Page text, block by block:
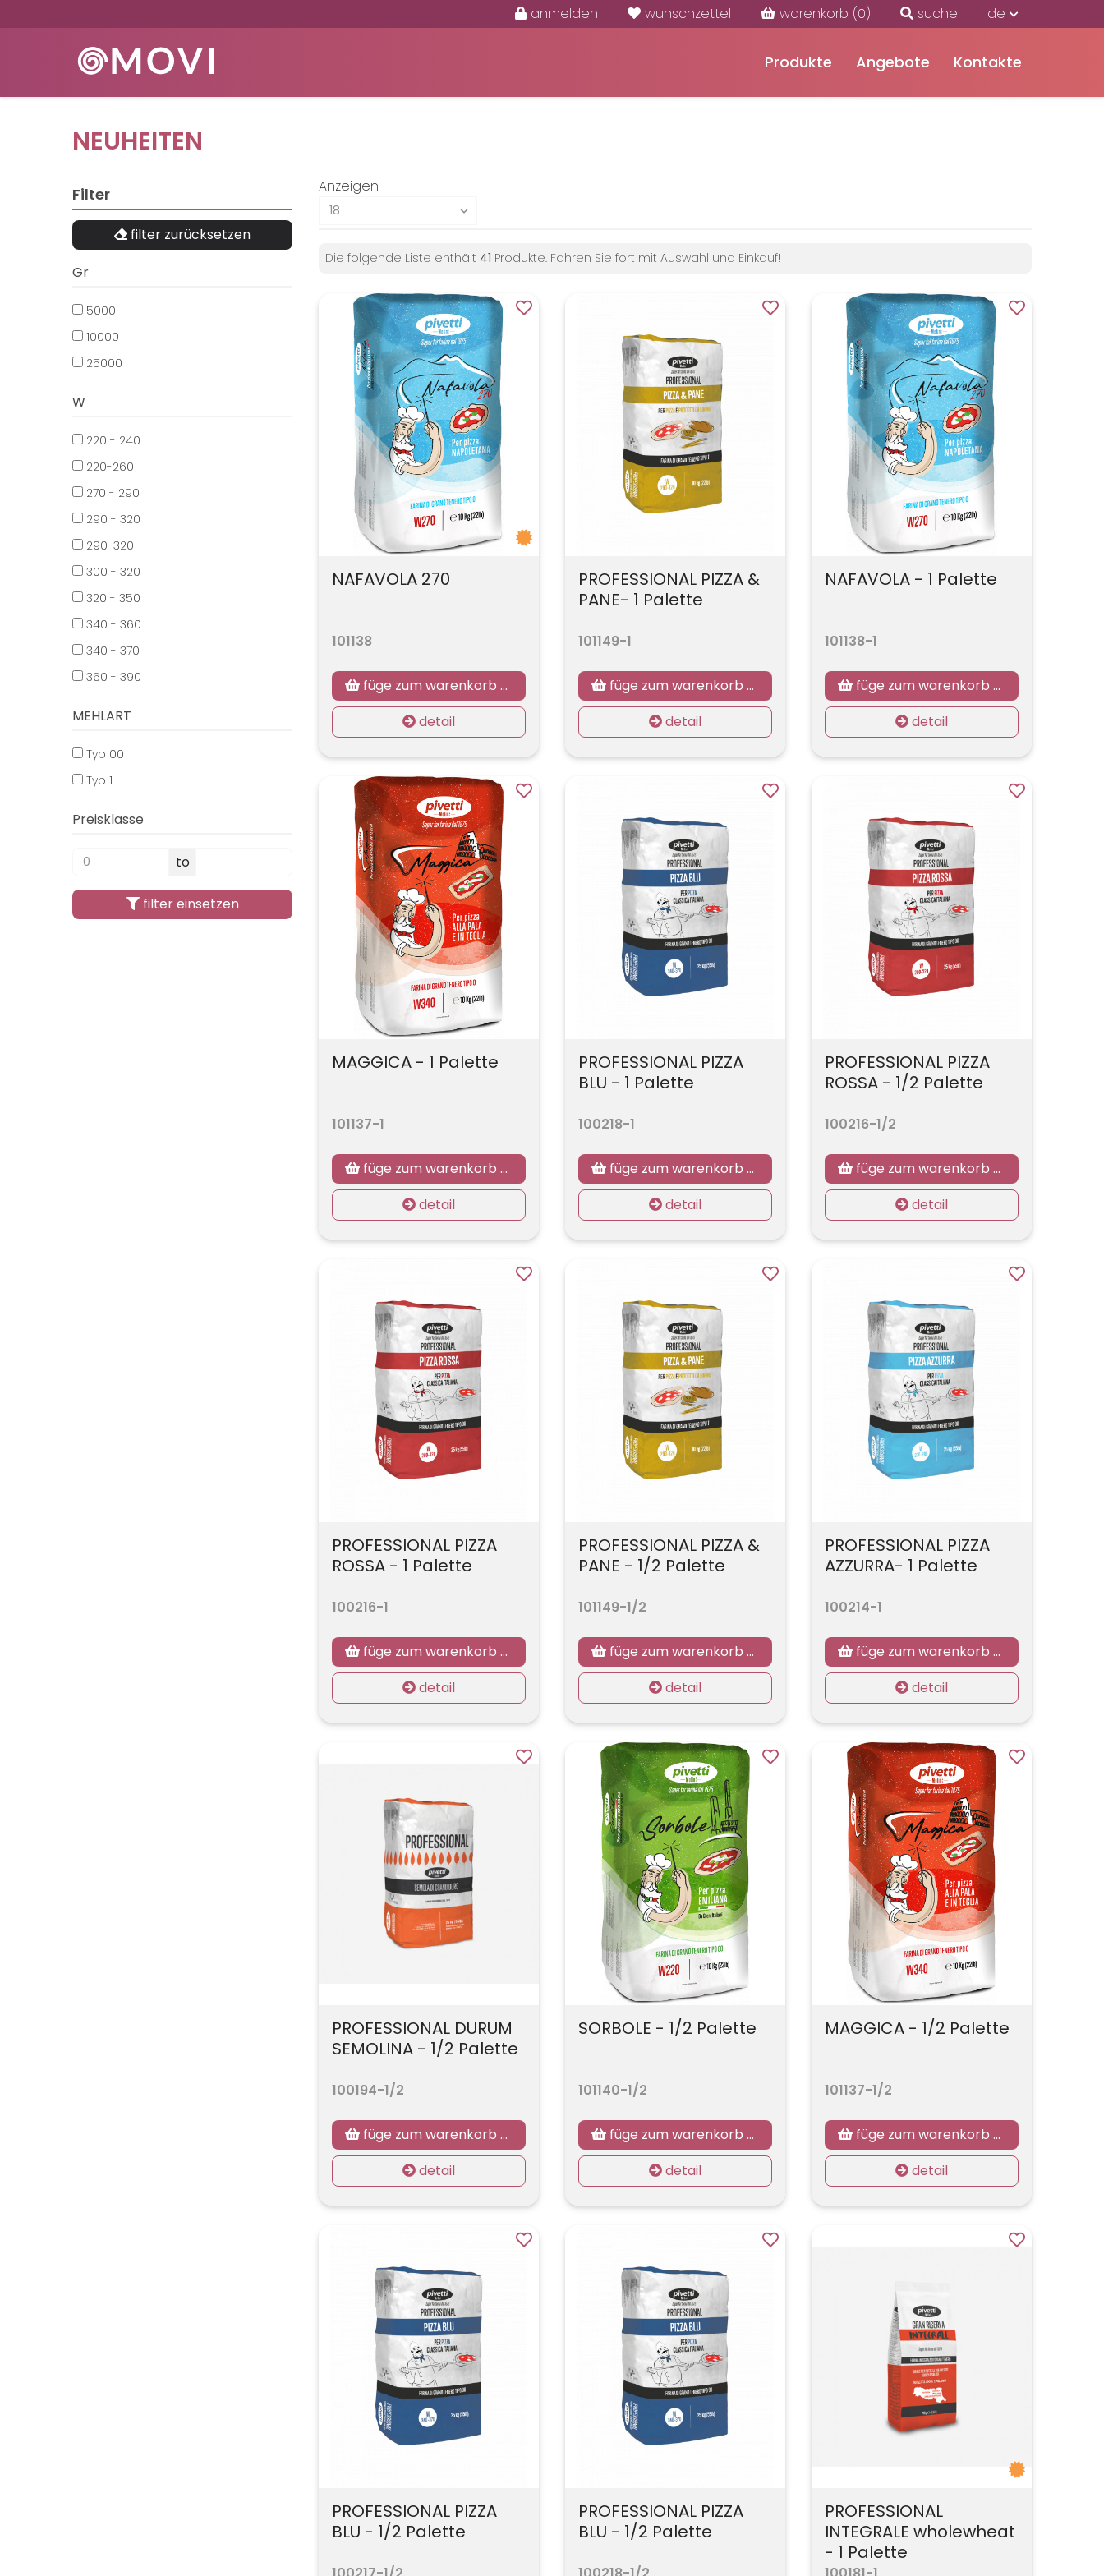
anmelden wunschzettel warenkorb (0) suche de
Produkte Angebote Kontakte
NEUHEITEN
Filter
filter zurücksetzen
Gr
5000
10000
25000
W
220 - 240
220-260
270 - 290
290 - 320
290-320
300 - 320
320 - 350
340 - 360
340 - 370
360 - 390
MEHLART
Typ 00
Typ 1
Preisklasse
to
filter einsetzen
Anzeigen
Die folgende Liste enthält 41 Produkte. Fahren Sie fort mit Auswahl und Einkauf!
NAFAVOLA 270
101138
füge zum warenkorb hinzu
detail
PROFESSIONAL PIZZA &
PANE- 1 Palette
101149-1
füge zum warenkorb hinzu
detail
NAFAVOLA - 1 Palette
101138-1
füge zum warenkorb hinzu
detail
MAGGICA - 1 Palette
101137-1
füge zum warenkorb hinzu
detail
PROFESSIONAL PIZZA
BLU - 1 Palette
100218-1
füge zum warenkorb hinzu
detail
PROFESSIONAL PIZZA
ROSSA - 1/2 Palette
100216-1/2
füge zum warenkorb hinzu
detail
PROFESSIONAL PIZZA
ROSSA - 1 Palette
100216-1
füge zum warenkorb hinzu
detail
PROFESSIONAL PIZZA &
PANE - 1/2 Palette
101149-1/2
füge zum warenkorb hinzu
detail
PROFESSIONAL PIZZA
AZZURRA- 1 Palette
100214-1
füge zum warenkorb hinzu
detail
PROFESSIONAL DURUM
SEMOLINA - 1/2 Palette
100194-1/2
füge zum warenkorb hinzu
detail
SORBOLE - 1/2 Palette
101140-1/2
füge zum warenkorb hinzu
detail
MAGGICA - 1/2 Palette
101137-1/2
füge zum warenkorb hinzu
detail
PROFESSIONAL PIZZA
BLU - 1/2 Palette
PROFESSIONAL PIZZA
BLU - 1/2 Palette
PROFESSIONAL
INTEGRALE wholewheat
- 1 Palette